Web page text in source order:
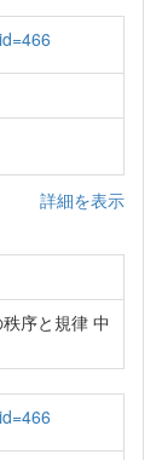
詳細を表示
序と規律 中